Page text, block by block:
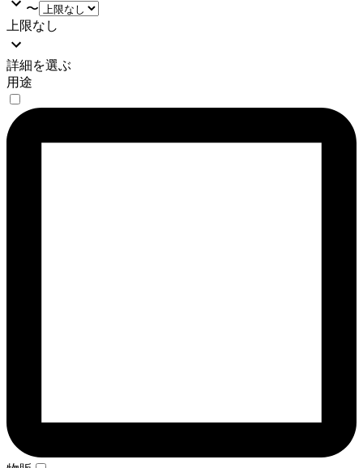
〜
上限なし
詳細を選ぶ
用途